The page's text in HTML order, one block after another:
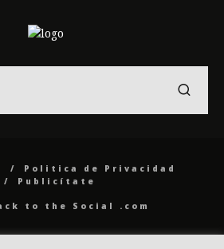
Politica de Privacidad
Publicítate
to the Social .com